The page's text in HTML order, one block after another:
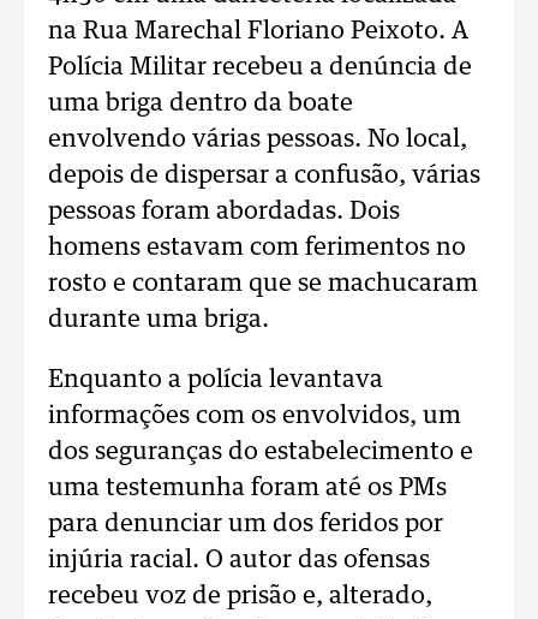
na Rua Marechal Floriano Peixoto. A
Polícia Militar recebeu a denúncia de
uma briga dentro da boate
envolvendo várias pessoas. No local,
depois de dispersar a confusão, várias
pessoas foram abordadas. Dois
homens estavam com ferimentos no
rosto e contaram que se machucaram
durante uma briga.
Enquanto a polícia levantava
informações com os envolvidos, um
dos seguranças do estabelecimento e
uma testemunha foram até os PMs
para denunciar um dos feridos por
injúria racial. O autor das ofensas
recebeu voz de prisão e, alterado,